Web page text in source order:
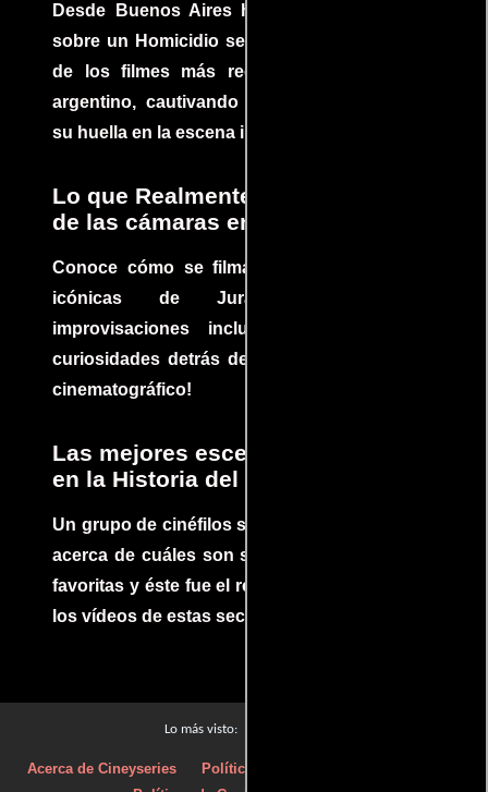
Desde Buenos Aires hasta el mundo, Tesis
sobre un Homicidio se ha convertido en uno
de los filmes más recomendados del cine
argentino, cautivando audiencias y dejando
su huella en la escena internacional.
Lo que Realmente Sucedió detrás
de las cámaras en Jurassic Park
Conoce cómo se filmaron algunas escenas
icónicas de Jurassic Park, con
improvisaciones incluidas. ¡Descubre las
curiosidades detrás del rodaje de un clásico
cinematográfico!
Las mejores escenas de acción
en la Historia del cine
Un grupo de cinéfilos se juntaron para debatir
acerca de cuáles son sus escenas de acción
favoritas y éste fue el resultado. No te pierdas
los vídeos de estas secuencias inolvidables.
Lo más visto:
Acerca de Cineyseries Políticas de privacidad